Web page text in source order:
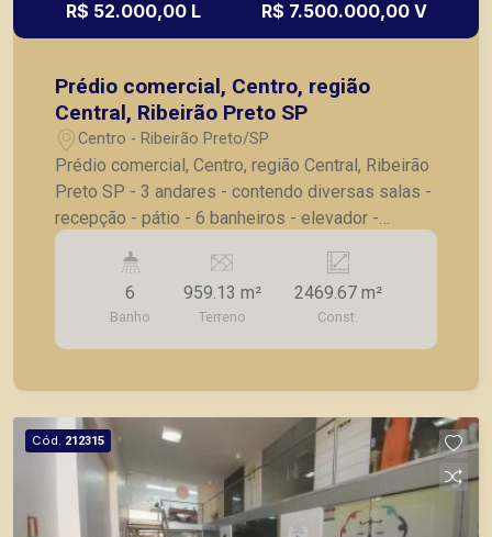
R$ 52.000,00 L R$ 7.500.000,00 V
Prédio comercial, Centro, região
Central, Ribeirão Preto SP
Centro - Ribeirão Preto/SP
Prédio comercial, Centro, região Central, Ribeirão
Preto SP - 3 andares - contendo diversas salas -
recepção - pátio - 6 banheiros - elevador -
cozinha - cantina - área de terreno com 959,13
m2 - área construída de 2.469,67 m2 Seja para
vender, alugar ou adquirir seu imóvel entre em
contato com a Piramid Imóveis, a sua imobiliária
em Ribeirão Preto.
6
Banho
959.13 m²
Terreno
2469.67 m²
Const.
Cód. 212315